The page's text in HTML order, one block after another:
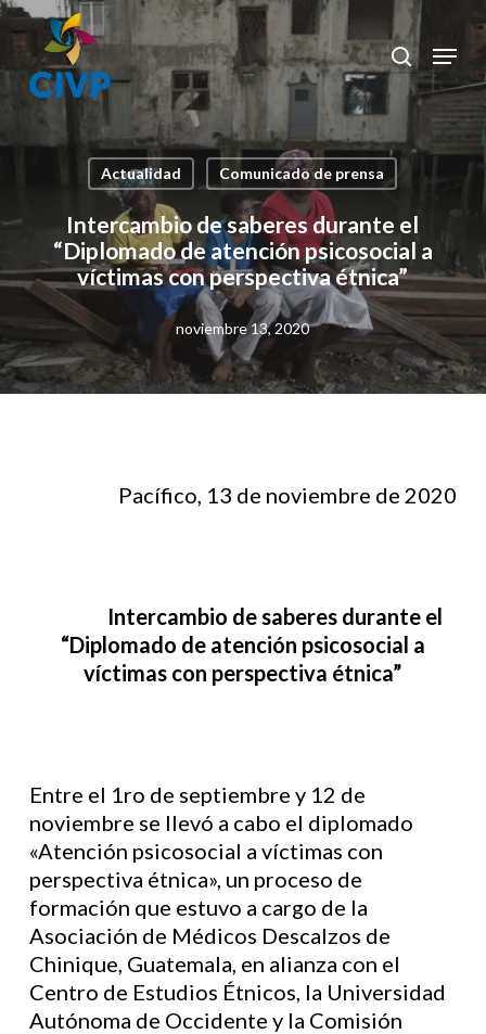
Skip
to
main
content
search
Menu
Actualidad Comunicado de prensa
Intercambio de saberes durante el
“Diplomado de atención psicosocial a
víctimas con perspectiva étnica”
noviembre 13, 2020
Pacífico, 13 de noviembre de 2020
Intercambio de saberes durante el
“Diplomado de atención psicosocial a
víctimas con perspectiva étnica”
Entre el 1ro de septiembre y 12 de
noviembre se llevó a cabo el diplomado
«Atención psicosocial a víctimas con
perspectiva étnica», un proceso de
formación que estuvo a cargo de la
Asociación de Médicos Descalzos de
Chinique, Guatemala, en alianza con el
Centro de Estudios Étnicos, la Universidad
Autónoma de Occidente y la Comisión
Close
Menu